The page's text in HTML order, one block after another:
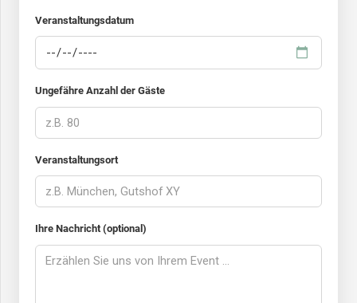
Veranstaltungsdatum
Ungefähre Anzahl der Gäste
Veranstaltungsort
Ihre Nachricht (optional)